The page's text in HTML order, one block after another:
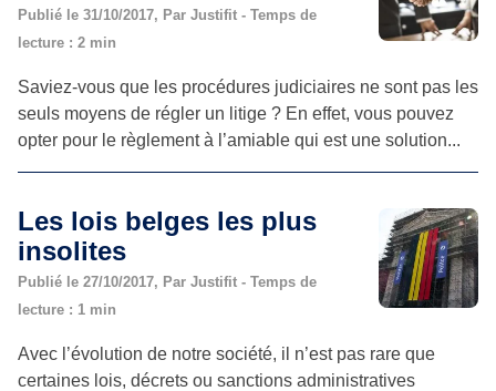
Publié le 31/10/2017, Par Justifit - Temps de
lecture : 2 min
Saviez-vous que les procédures judiciaires ne sont pas les
seuls moyens de régler un litige ? En effet, vous pouvez
opter pour le règlement à l’amiable qui est une solution...
Les lois belges les plus
insolites
Publié le 27/10/2017, Par Justifit - Temps de
lecture : 1 min
Avec l’évolution de notre société, il n’est pas rare que
certaines lois, décrets ou sanctions administratives